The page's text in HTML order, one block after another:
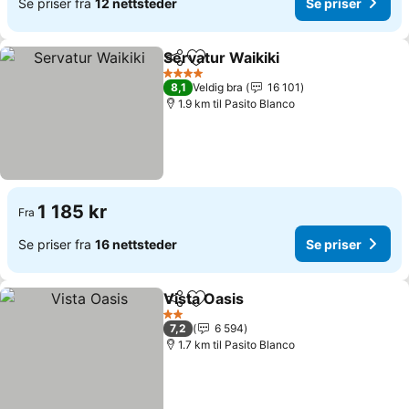
Del Legg til i favoritter
Servatur Waikiki
4 Stjerner
8,1 Veldig bra
16 101
1.9 km til Pasito Blanco
Fra 1 185 kr
Se priser fra 16 nettsteder Se priser
Del Legg til i favoritter
Vista Oasis
2 Stjerner
7,2
6 594
1.7 km til Pasito Blanco